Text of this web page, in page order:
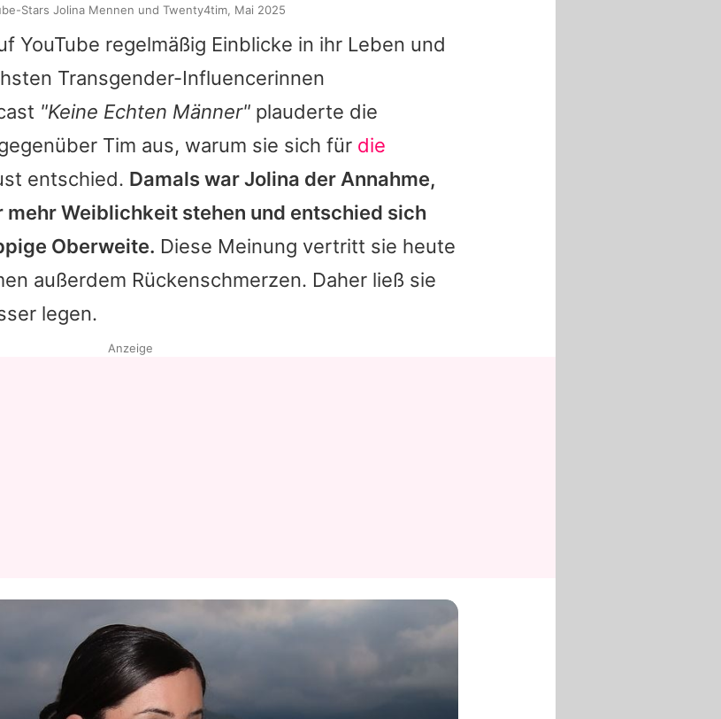
YouTube regelmäßig Einblicke in ihr Leben und
Transgender-Influencerinnen
"Keine Echten Männer" plauderte die
Tim aus, warum sie sich für die
entschied. Damals war Jolina der Annahme,
mehr Weiblichkeit stehen und entschied sich
Oberweite. Diese Meinung vertritt sie heute
außerdem Rückenschmerzen. Daher ließ sie
legen.
Stars Jolina Mennen und Twenty4tim, Mai 2025
Anzeige